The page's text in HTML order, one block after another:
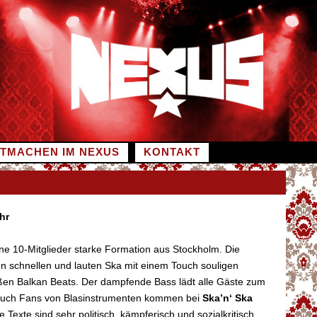
IM NEXUS KONTAKT
10-Mitglieder starke Formation aus Stockholm. Die
schnellen und lauten Ska mit einem Touch souligen
Balkan Beats. Der dampfende Bass lädt alle Gäste zum
Fans von Blasinstrumenten kommen bei Ska’n‘ Ska
Texte sind sehr politisch, kämpferisch und sozialkritisch.